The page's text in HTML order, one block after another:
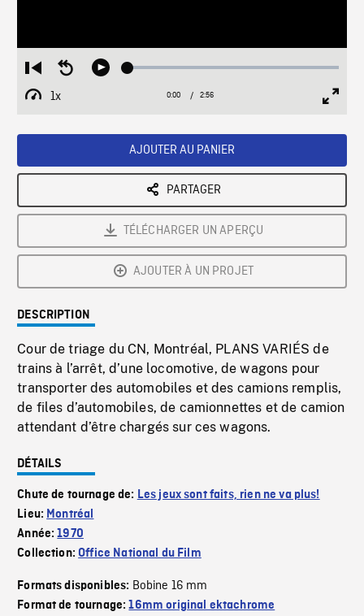
Restart
from
beginning
Seek
Play Loaded:
1x
Playback
Current
0:00 / Duration
2:56
AJOUTER AU PANIER
PARTAGER
TÉLÉCHARGER UN APERÇU
AJOUTER À UN PROJET
DESCRIPTION
Cour de triage du CN, Montréal, PLANS VARIÉS de
trains à l’arrêt, d’une locomotive, de wagons pour
transporter des automobiles et des camions remplis,
de files d’automobiles, de camionnettes et de camion
attendant d’être chargés sur ces wagons.
DÉTAILS
Chute de tournage de: Les jeux sont faits, rien ne va plus!
Lieu: Montréal
Année:1970
Collection:Office National du Film
Formats disponibles: Bobine 16 mm
Format de tournage:16mm original ektachrome